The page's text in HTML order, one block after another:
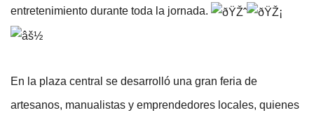
entretenimiento durante toda la jornada.
En la plaza central se desarrolló una gran feria de
artesanos, manualistas y emprendedores locales, quienes